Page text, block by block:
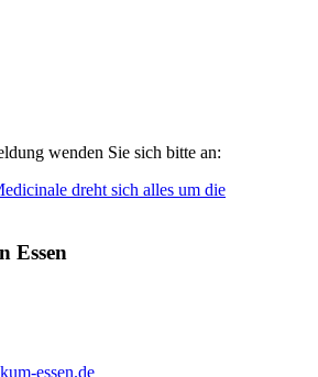
wenden Sie sich bitte an:
Essen
essen.de